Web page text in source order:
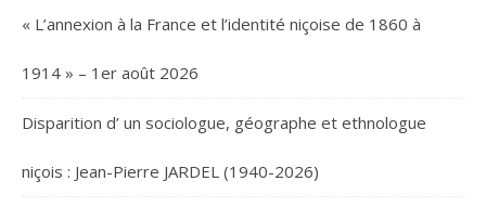
« L’annexion à la France et l’identité niçoise de 1860 à
1914 » – 1er août 2026
Disparition d’ un sociologue, géographe et ethnologue
niçois : Jean-Pierre JARDEL (1940-2026)